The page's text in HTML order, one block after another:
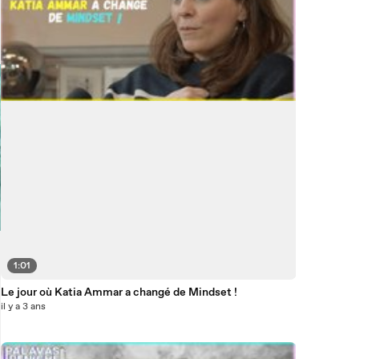
1:01
Le jour où Katia Ammar a changé de Mindset !
il y a 3 ans